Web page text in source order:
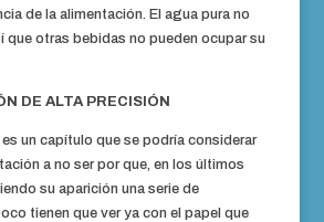
de la alimentación. El agua pura no
que otras bebidas no pueden ocupar su
DE ALTA PRECISIÓN
un capítulo que se podría considerar
a no ser por que, en los últimos
su aparición una serie de
tienen que ver ya con el papel que